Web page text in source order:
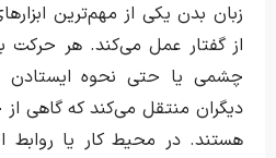
زبان بدن یکی از مهم‌ترین
از گفتار عمل می‌کند. هر
چشمی یا حتی نحوه ایستادن
دیگران منتقل می‌کند که گاهی
هستند. در محیط کار یا روابط